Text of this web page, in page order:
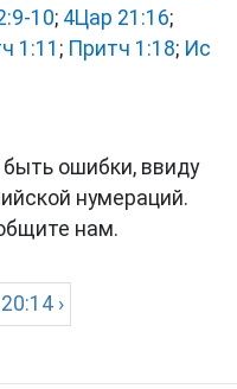
10; 4Цар 21:16;
1:11 ; Притч 1:18; Ис
ошибки, ввиду
нумераций.
нам.
20:14 ›